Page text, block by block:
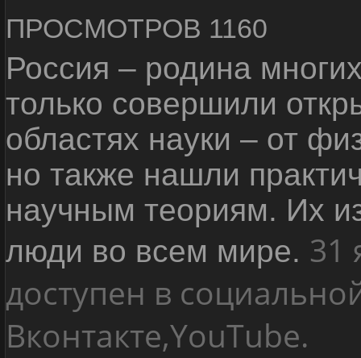
ПРОСМОТРОВ 1160
Россия – родина
только совершили
областях науки – от
но также нашли
научным теориям. Их
люди во всем мире. 31
доступен в
Вконтакте,YouTube.